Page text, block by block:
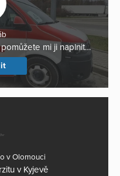
mi ji naplnit…
v Olomouci
v Kyjevě